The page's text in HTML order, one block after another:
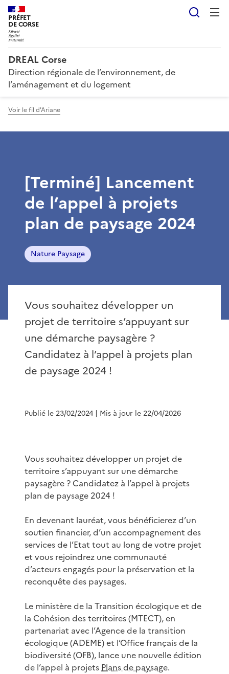
PRÉFET
DE CORSE
DREAL Corse
Direction régionale de l’environnement, de
l’aménagement et du logement
Voir le fil d'Ariane
[Terminé] Lancement
de l’appel à projets
plan de paysage 2024
Nature Paysage
Vous souhaitez développer un
projet de territoire s’appuyant sur
une démarche paysagère ?
Candidatez à l’appel à projets plan
de paysage 2024 !
Publié le 23/02/2024 | Mis à jour le 22/04/2026
Vous souhaitez développer un projet de
territoire s’appuyant sur une démarche
paysagère ? Candidatez à l’appel à projets
plan de paysage 2024 !
En devenant lauréat, vous bénéficierez d’un
soutien financier, d’un accompagnement des
services de l’Etat tout au long de votre projet
et vous rejoindrez une communauté
d’acteurs engagés pour la préservation et la
reconquête des paysages.
Le ministère de la Transition écologique et de
la Cohésion des territoires (MTECT), en
partenariat avec l’Agence de la transition
écologique (ADEME) et l’Office français de la
biodiversité (OFB), lance une nouvelle édition
de l’appel à projets Plans de paysage.